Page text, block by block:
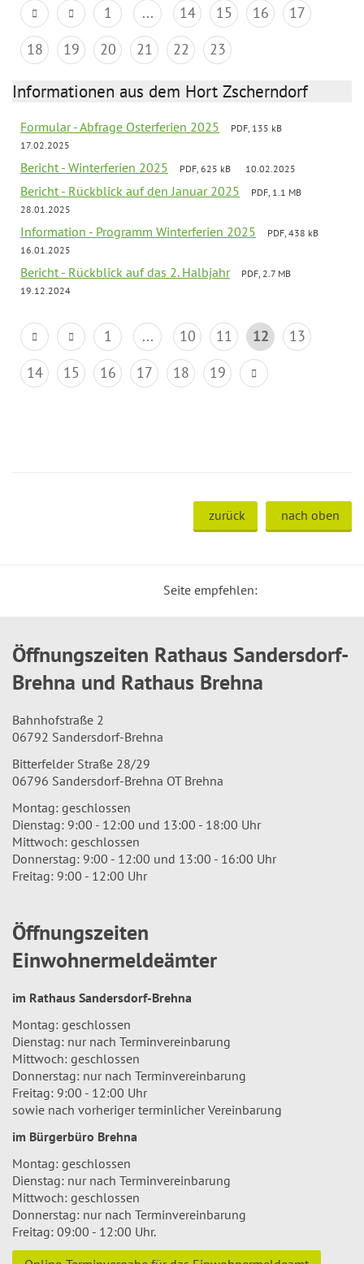
1 ... 14 15 16
17
18
19 20 21 22 23
Informationen aus dem Hort Zscherndorf
Formular - Abfrage Osterferien 2025
PDF, 135 kB
17.02.2025
Bericht - Winterferien 2025 PDF, 625 kB 10.02.2025
Bericht - Rückblick auf den Januar 2025
PDF, 1.1 MB
28.01.2025
Information - Programm Winterferien 2025
PDF, 438 kB
16.01.2025
Bericht - Rückblick auf das 2. Halbjahr
PDF, 2.7 MB
19.12.2024
1 ... 10 11 12
13
14
15 16 17 18 19
zurück nach oben
Seite empfehlen:
Öffnungszeiten Rathaus Sandersdorf-
Brehna und Rathaus Brehna
Bahnhofstraße 2
06792 Sandersdorf-Brehna
Bitterfelder Straße 28/29
06796 Sandersdorf-Brehna OT Brehna
Montag: geschlossen
Dienstag: 9:00 - 12:00 und 13:00 - 18:00 Uhr
Mittwoch: geschlossen
Donnerstag: 9:00 - 12:00 und 13:00 - 16:00 Uhr
Freitag: 9:00 - 12:00 Uhr
Öffnungszeiten
Einwohnermeldeämter
im Rathaus Sandersdorf-Brehna
Montag: geschlossen
Dienstag: nur nach Terminvereinbarung
Mittwoch: geschlossen
Donnerstag: nur nach Terminvereinbarung
Freitag: 9:00 - 12:00 Uhr
sowie nach vorheriger terminlicher Vereinbarung
im Bürgerbüro Brehna
Montag: geschlossen
Dienstag: nur nach Terminvereinbarung
Mittwoch: geschlossen
Donnerstag: nur nach Terminvereinbarung
Freitag: 09:00 - 12:00 Uhr.